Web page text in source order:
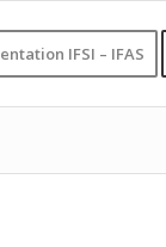
IFSI – IFAS